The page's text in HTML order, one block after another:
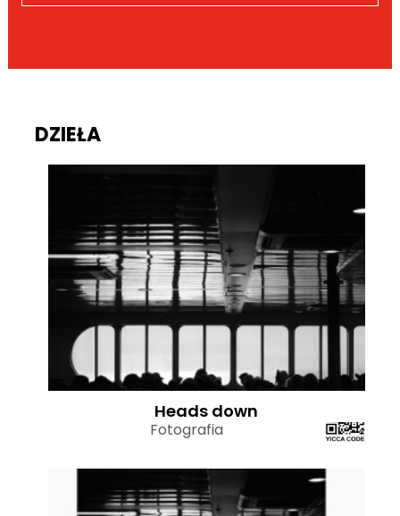
DZIEŁA
Heads down
Fotografia